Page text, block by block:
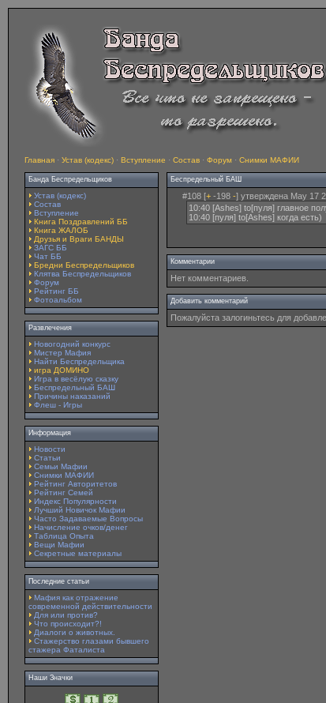
Главная · Устав (кодекс) · Вступление · Состав · Форум · Снимки МАФИИ
Банда Беспредельщиков
Устав (кодекс)
Состав
Вступление
Книга Поздравлений ББ
Книга ЖАЛОБ
Друзья и Враги БАНДЫ
ЗАГС ББ
Чат ББ
Бредни Беспредельщиков
Клятва Беспредельщиков
Форум
Рейтинг ББ
Фотоальбом
Развлечения
Новогодний конкурс
Мистер Мафия
Найти Беспредельщика
игра ДОМИНО
Игра в весёлую сказку
Беспредельный БАШ
Причины наказаний
Флеш - Игры
Информация
Новости
Статьи
Семьи Мафии
Снимки МАФИИ
Рейтинг Авторитетов
Рейтинг Семей
Индекс Популярности
Лучший Новичок Мафии
Часто Задаваемые Вопросы
Начисление очков/денег
Таблица Опыта
Вещи Мафии
Секретные материалы
Последние статьи
Мафия как отражение
современной действительности
Для или против?
Что происходит?!
Диалоги о животных.
Стажерство глазами бывшего
стажера Фаталиста
Наши Значки
Беспредельный БАШ
#108 [+ -198 -] утверждена May 17
10:40 [Ashes] to[пуля] главное
10:40 [пуля] to[Ashes] когда есть)
Комментарии
Нет комментариев.
Добавить комментарий
Пожалуйста залогиньтесь для